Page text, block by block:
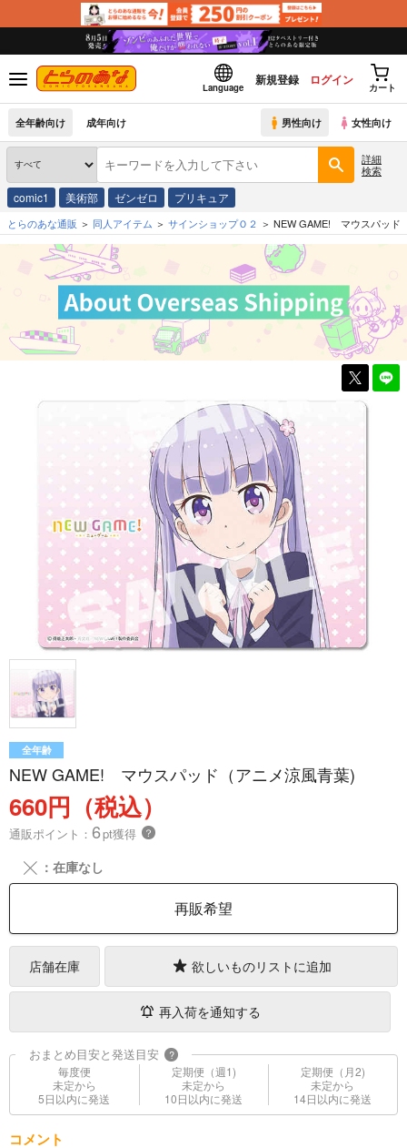
Language
新規登録 ログイン
カート
全年齢向け 成年向け 男性向け 女性向け
詳細
検索
comic1 美術部 ゼンゼロ プリキュア
とらのあな通販 同人アイテム サインショップＯ２ NEW GAME! マウスパッド
全年齢
NEW GAME! マウスパッド（アニメ涼風青葉)
660円（税込）
通販ポイント： 6pt獲得 ？
╳ ：在庫なし
再販希望
店舗在庫 欲しいものリストに追加
再入荷を通知する
おまとめ目安と発送目安 ?
毎度便
未定から
5日以内に発送
定期便（週1)
未定から
10日以内に発送
定期便（月2)
未定から
14日以内に発送
コメント